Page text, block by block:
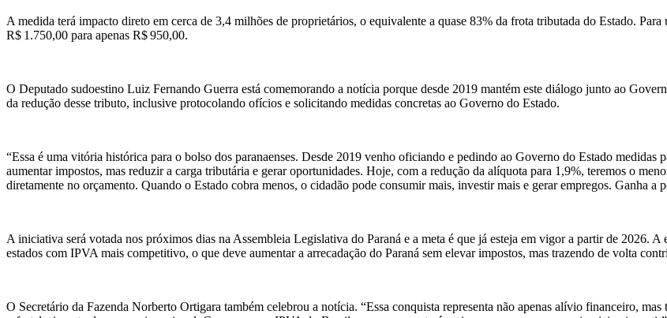
A medida terá impacto direto em cerca de 3,4 milhões de proprietários, o equivalente a quase 83% da frota tributada do Estado.
R$ 1.750,00 para apenas R$ 950,00.
O Deputado sudoestino Luiz Fernando Guerra está comemorando a notícia porque desde 2019 mantém este diálogo junto ao
da redução desse tributo, inclusive protocolando ofícios e solicitando medidas concretas ao Governo do Estado.
“Essa é uma vitória histórica para o bolso dos paranaenses. Desde 2019 venho oficiando e pedindo ao Governo do Estado
aumentar impostos, mas reduzir a carga tributária e gerar oportunidades. Hoje, com a redução da alíquota para 1,9%, teremos o
diretamente no orçamento. Quando o Estado cobra menos, o cidadão pode consumir mais, investir mais e gerar empregos. Ganha a
A iniciativa será votada nos próximos dias na Assembleia Legislativa do Paraná e a meta é que já esteja em vigor a partir de 2026.
estados com IPVA mais competitivo, o que deve aumentar a arrecadação do Paraná sem elevar impostos, mas trazendo de volta
O Secretário da Fazenda Norberto Ortigara também celebrou a notícia. “Essa conquista representa não apenas alívio financeiro,